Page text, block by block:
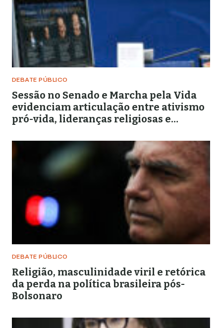
DEBATE PÚBLICO
Sessão no Senado e Marcha pela Vida
evidenciam articulação entre ativismo
pró-vida, lideranças religiosas e
DEBATE PÚBLICO
Religião, masculinidade viril e retórica
da perda na política brasileira pós-
Bolsonaro